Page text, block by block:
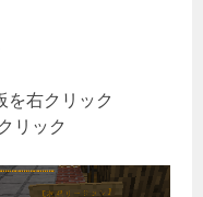
を右クリック
リック